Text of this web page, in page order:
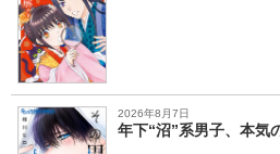
2026年8月7日
年下“沼”系男子、本